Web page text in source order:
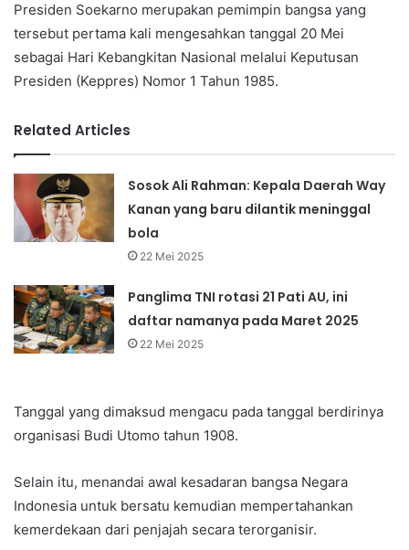
Presiden Soekarno merupakan pemimpin bangsa yang
tersebut pertama kali mengesahkan tanggal 20 Mei
sebagai Hari Kebangkitan Nasional melalui Keputusan
Presiden (Keppres) Nomor 1 Tahun 1985.
Related Articles
Sosok Ali Rahman: Kepala Daerah Way
Kanan yang baru dilantik meninggal
bola
22 Mei 2025
Panglima TNI rotasi 21 Pati AU, ini
daftar namanya pada Maret 2025
22 Mei 2025
Tanggal yang dimaksud mengacu pada tanggal berdirinya
organisasi Budi Utomo tahun 1908.
Selain itu, menandai awal kesadaran bangsa Negara
Indonesia untuk bersatu kemudian mempertahankan
kemerdekaan dari penjajah secara terorganisir.